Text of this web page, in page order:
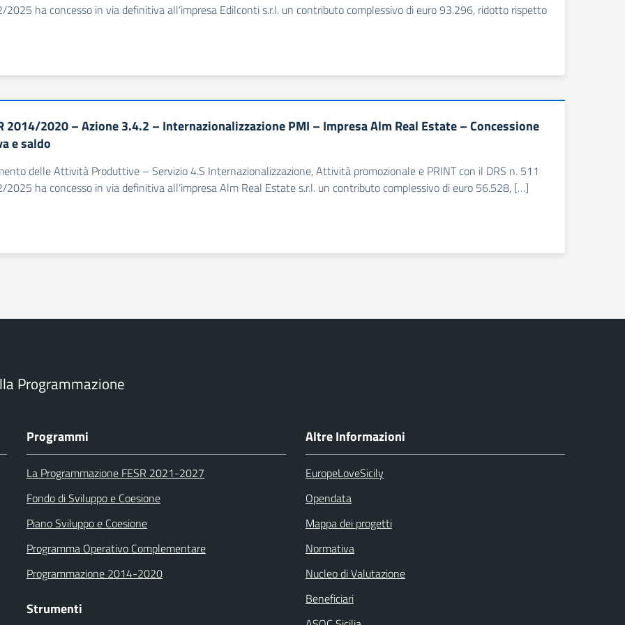
ha concesso in via definitiva all‘impresa Edilconti s.r.l. un contributo complessivo di euro 93.296, ridotto rispetto
2014/2020 – Azione 3.4.2 – Internazionalizzazione PMI – Impresa Alm Real Estate – Concessione
e saldo
delle Attività Produttive – Servizio 4.S Internazionalizzazione, Attività promozionale e PRINT con il DRS n. 511
ha concesso in via definitiva all‘impresa Alm Real Estate s.r.l. un contributo complessivo di euro 56.528, […]
Programmazione
Programmi
La Programmazione FESR 2021-2027
Fondo di Sviluppo e Coesione
Piano Sviluppo e Coesione
Programma Operativo Complementare
Programmazione 2014-2020
Strumenti
Altre Informazioni
EuropeLoveSicily
Opendata
Mappa dei progetti
Normativa
Nucleo di Valutazione
Beneficiari